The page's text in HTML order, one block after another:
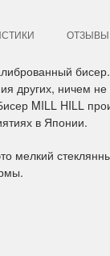
июня в
На
ОТЗЫВЫ
других, ничем не
MILL HILL
в Японии.
мелкий